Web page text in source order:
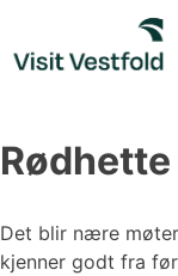
content
Det blir nære
kjenner godt fra